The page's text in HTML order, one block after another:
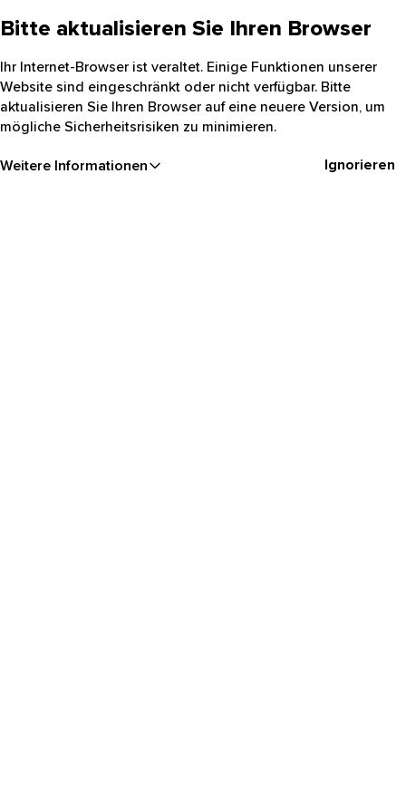
Bitte aktualisieren Sie Ihren Browser
Ihr Internet-Browser ist veraltet. Einige Funktionen unserer
Website sind eingeschränkt oder nicht verfügbar. Bitte
aktualisieren Sie Ihren Browser auf eine neuere Version, um
mögliche Sicherheitsrisiken zu minimieren.
Weitere Informationen Ignorieren